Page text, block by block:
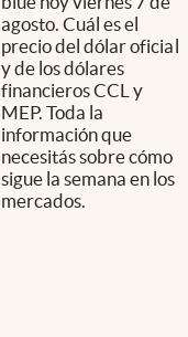
agosto. Cuál es el
precio del dólar oficial
y de los dólares
financieros CCL y
MEP. Toda la
información que
necesitás sobre cómo
sigue la semana en los
mercados.